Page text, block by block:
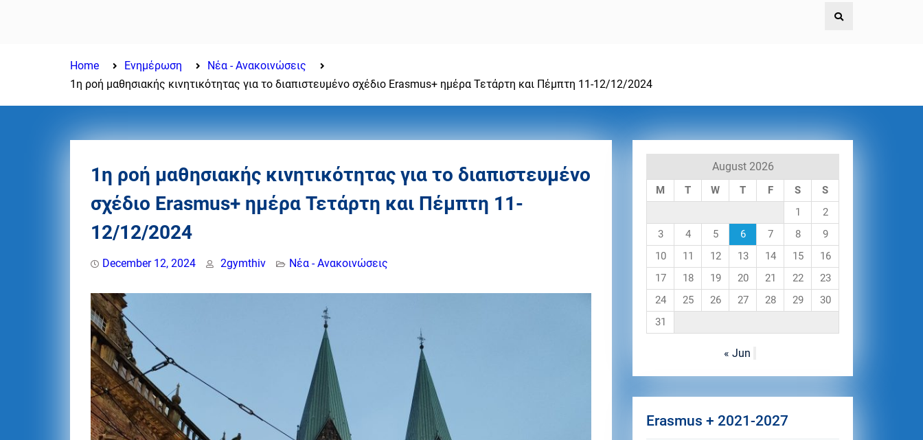
Home Ενημέρωση
Νέα - Ανακοινώσεις
1η ροή μαθησιακής κινητικότητας για το διαπιστευμένο σχέδιο Erasmus+ ημέρα Τετάρτη και Πέμπτη 11-12/12/2024
1η ροή μαθησιακής κινητικότητας για το διαπιστευμένο
σχέδιο Erasmus+ ημέρα Τετάρτη και Πέμπτη 11-
12/12/2024
December 12, 2024 2gymthiv Νέα - Ανακοινώσεις
August 2026
M T W T F S
S
1
2
3
4 5 6 7 8
9
10
11 12 13 14 15
16
17
18 19 20 21 22
23
24
25 26 27 28 29
30
31
« Jun
Erasmus + 2021-2027